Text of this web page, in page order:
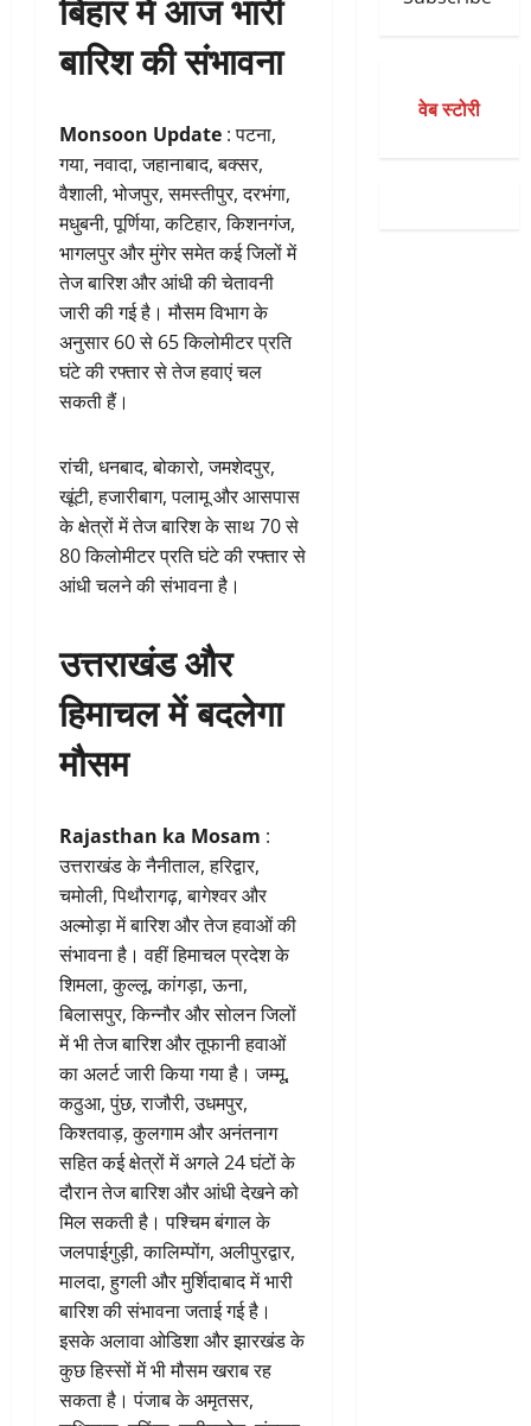
बारिश की संभावना
Monsoon Update : पटना,
गया, नवादा, जहानाबाद, बक्सर,
वैशाली, भोजपुर, समस्तीपुर, दरभंगा,
मधुबनी, पूर्णिया, कटिहार, किशनगंज,
भागलपुर और मुंगेर समेत कई जिलों में
तेज बारिश और आंधी की चेतावनी
जारी की गई है। मौसम विभाग के
अनुसार 60 से 65 किलोमीटर प्रति
घंटे की रफ्तार से तेज हवाएं चल
सकती हैं।
रांची, धनबाद, बोकारो, जमशेदपुर,
खूंटी, हजारीबाग, पलामू और आसपास
के क्षेत्रों में तेज बारिश के साथ 70 से
80 किलोमीटर प्रति घंटे की रफ्तार से
आंधी चलने की संभावना है।
उत्तराखंड और
हिमाचल में बदलेगा
मौसम
Rajasthan ka Mosam :
उत्तराखंड के नैनीताल, हरिद्वार,
चमोली, पिथौरागढ़, बागेश्वर और
अल्मोड़ा में बारिश और तेज हवाओं की
संभावना है। वहीं हिमाचल प्रदेश के
शिमला, कुल्लू, कांगड़ा, ऊना,
बिलासपुर, किन्नौर और सोलन जिलों
में भी तेज बारिश और तूफानी हवाओं
का अलर्ट जारी किया गया है। जम्मू,
कठुआ, पुंछ, राजौरी, उधमपुर,
किश्तवाड़, कुलगाम और अनंतनाग
सहित कई क्षेत्रों में अगले 24 घंटों के
दौरान तेज बारिश और आंधी देखने को
मिल सकती है। पश्चिम बंगाल के
जलपाईगुड़ी, कालिम्पोंग, अलीपुरद्वार,
मालदा, हुगली और मुर्शिदाबाद में भारी
बारिश की संभावना जताई गई है।
इसके अलावा ओडिशा और झारखंड के
कुछ हिस्सों में भी मौसम खराब रह
सकता है। पंजाब के अमृतसर,
वेब स्टोरी